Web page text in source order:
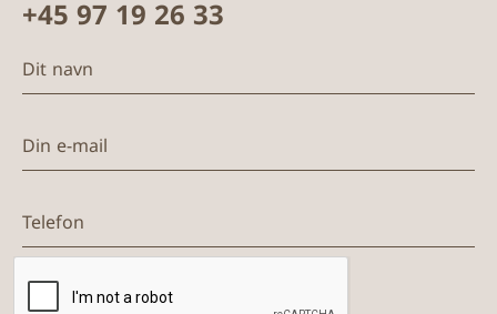
+45 97 19 26 33